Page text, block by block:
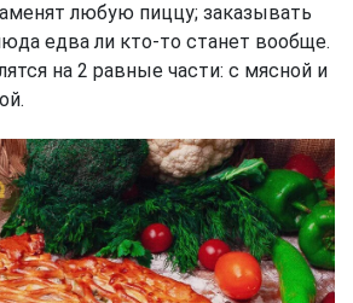
любую пиццу; заказывать
едва ли кто-то станет вообще.
на 2 равные части: с мясной и